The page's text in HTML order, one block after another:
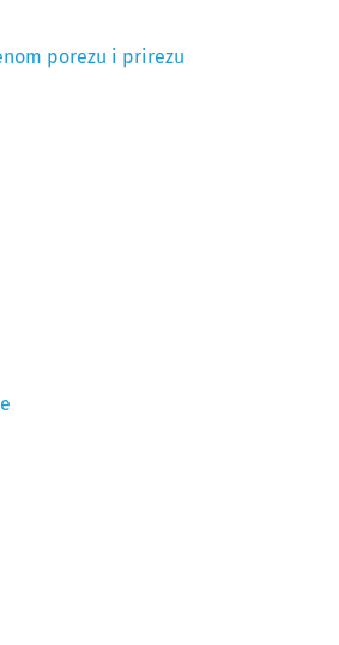
porezu i prirezu